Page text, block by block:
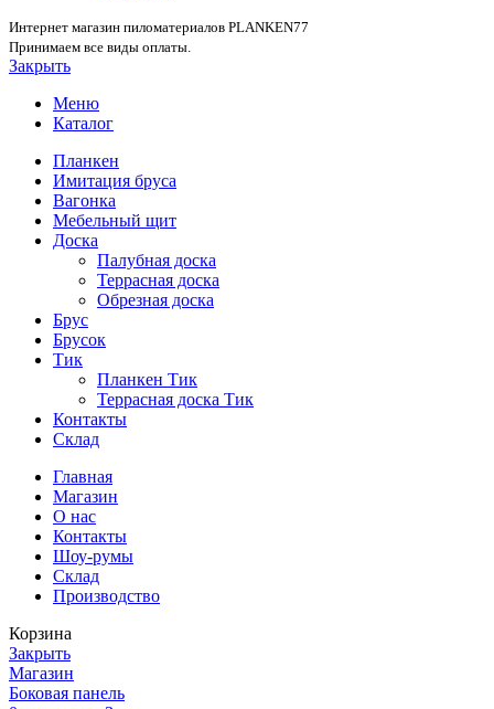
Интернет магазин пиломатериалов PLANKEN77
Принимаем все виды оплаты.
Закрыть
Меню
Каталог
Планкен
Имитация бруса
Вагонка
Мебельный щит
Доска
Палубная доска
Террасная доска
Обрезная доска
Брус
Брусок
Тик
Планкен Тик
Террасная доска Тик
Контакты
Склад
Главная
Магазин
О нас
Контакты
Шоу-румы
Склад
Производство
Корзина
Закрыть
Магазин
Боковая панель